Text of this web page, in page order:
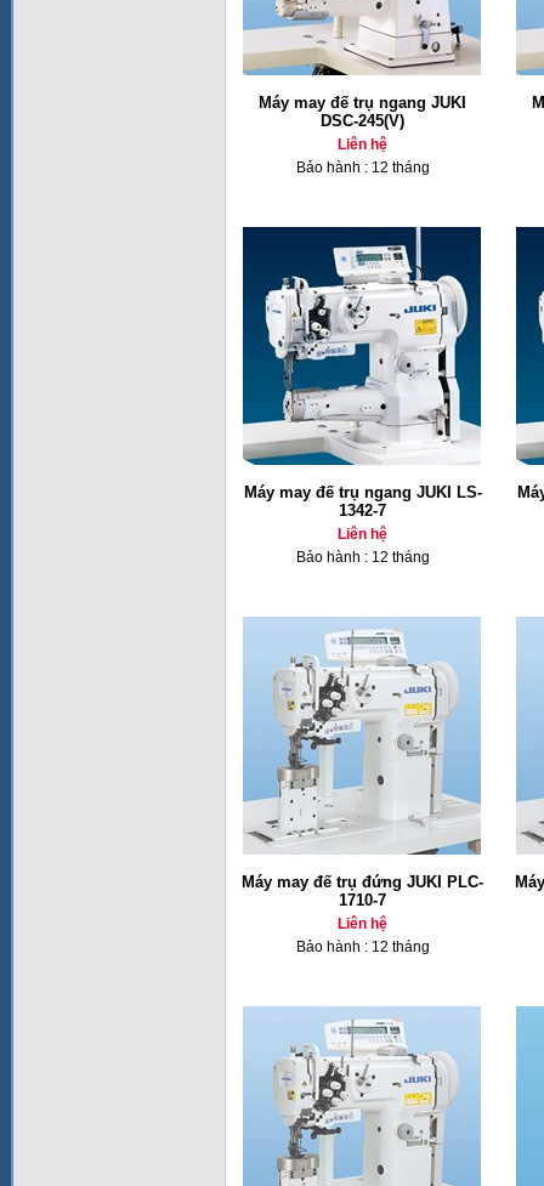
Máy may đế trụ ngang JUKI
DSC-245(V)
Liên hệ
Bảo hành : 12 tháng
Máy may đế trụ ngang JUKI LS-
1342-7
Liên hệ
Bảo hành : 12 tháng
Máy may đế trụ đứng JUKI PLC-
1710-7
Liên hệ
Bảo hành : 12 tháng